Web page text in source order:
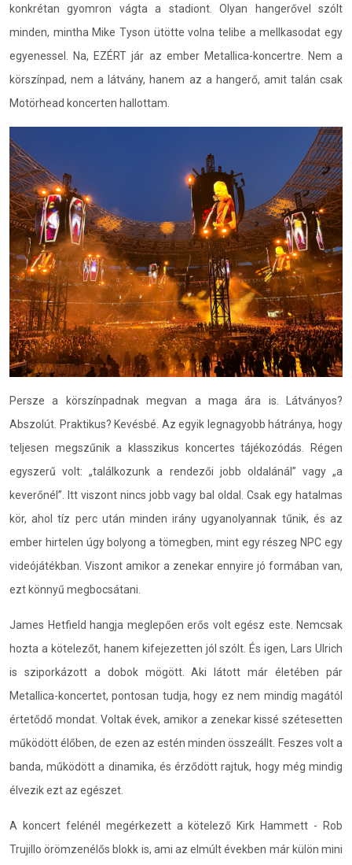
konkrétan gyomron vágta a stadiont. Olyan hangerővel szólt
minden, mintha Mike Tyson ütötte volna telibe a mellkasodat egy
egyenessel. Na, EZÉRT jár az ember Metallica-koncertre. Nem a
körszínpad, nem a látvány, hanem az a hangerő, amit talán csak
Motörhead koncerten hallottam.
Persze a körszínpadnak megvan a maga ára is. Látványos?
Abszolút. Praktikus? Kevésbé. Az egyik legnagyobb hátránya, hogy
teljesen megszűnik a klasszikus koncertes tájékozódás. Régen
egyszerű volt: „találkozunk a rendezői jobb oldalánál” vagy „a
keverőnél”. Itt viszont nincs jobb vagy bal oldal. Csak egy hatalmas
kör, ahol tíz perc után minden irány ugyanolyannak tűnik, és az
ember hirtelen úgy bolyong a tömegben, mint egy részeg NPC egy
videójátékban. Viszont amikor a zenekar ennyire jó formában van,
ezt könnyű megbocsátani.
James Hetfield hangja meglepően erős volt egész este. Nemcsak
hozta a kötelezőt, hanem kifejezetten jól szólt. És igen, Lars Ulrich
is sziporkázott a dobok mögött. Aki látott már életében pár
Metallica-koncertet, pontosan tudja, hogy ez nem mindig magától
értetődő mondat. Voltak évek, amikor a zenekar kissé szétesetten
működött élőben, de ezen az estén minden összeállt. Feszes volt a
banda, működött a dinamika, és érződött rajtuk, hogy még mindig
élvezik ezt az egészet.
A koncert felénél megérkezett a kötelező Kirk Hammett - Rob
Trujillo örömzenélős blokk is, ami az elmúlt években már külön mini